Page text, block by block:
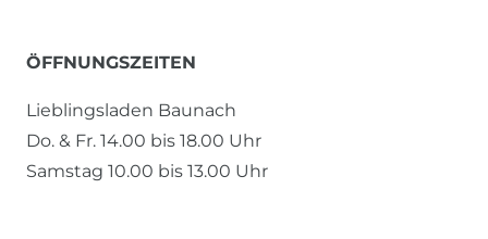
ÖFFNUNGSZEITEN
Lieblingsladen Baunach
Do. & Fr. 14.00 bis 18.00 Uhr
Samstag 10.00 bis 13.00 Uhr